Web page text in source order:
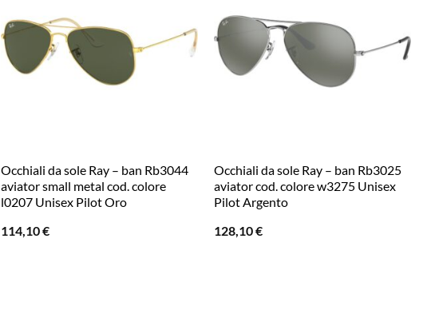
Occhiali da sole Ray – ban Rb3044
aviator small metal cod. colore
l0207 Unisex Pilot Oro
114,10€
Occhiali da sole Ray – ban Rb3025
aviator cod. colore w3275 Unisex
Pilot Argento
128,10€